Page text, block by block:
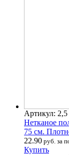
Артикул:
Нетканое
75 см.
22.90 руб. за
Купить